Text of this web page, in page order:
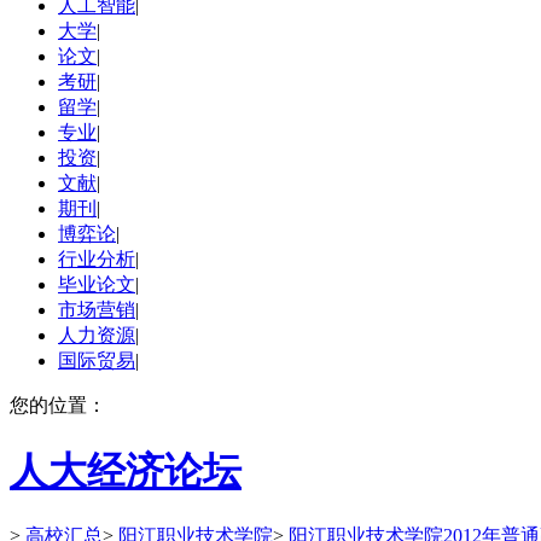
人工智能|
大学|
论文|
考研|
留学|
专业|
投资|
文献|
期刊 |
博弈论|
行业分析|
毕业论文|
市场营销|
人力资源|
国际贸易|
您的位置：
人大经济论坛
> 高校汇总> 阳江职业技术学院> 阳江职业技术学院2012年普